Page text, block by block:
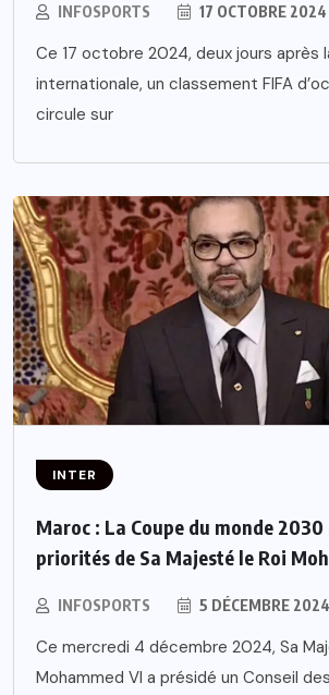
INFOSPORTS 17 OCTOBRE 2024
Ce 17 octobre 2024, deux jours après
internationale, un classement FIFA
circule sur
INTER
Maroc : La Coupe du monde
priorités de Sa Majesté le Roi
INFOSPORTS 5 DÉCEMBRE 2024
Ce mercredi 4 décembre 2024, Sa
Mohammed VI a présidé un Conseil